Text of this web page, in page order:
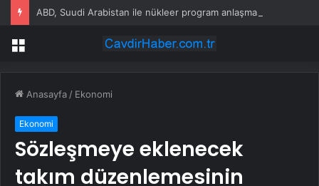
Menü
Anasayfa / Ekonomi
Ekonomi
Sözleşmeye eklenecek
takım düzenlemesinin